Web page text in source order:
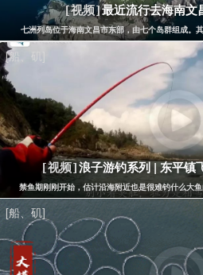
[视频]最近流行去海南文
七洲列岛位于海南文昌市东部，由七个岛群组成
[船、矶]
[视频]浪子游钓系列 | 东平镇
禁鱼期刚刚开始，估计沿海附近也是很难钓什么大
[船、矶]